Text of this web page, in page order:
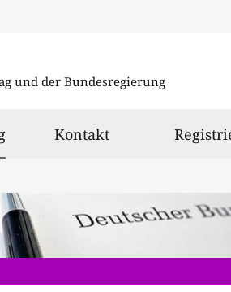
und der Bundesregierung
ausgewählt
Kontakt